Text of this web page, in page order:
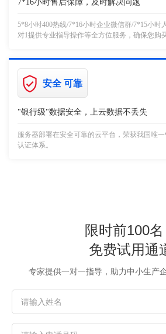
7*16小时售后保障，及时解决问题
5*8小时400热线/7*16小时企业微信群/7*15小时
对1提供专业指导操作等全方位服务，确保您购
安全 可靠
"银行级"数据安全，上云数据不丢失
服务器部署在安全可靠的云平台，荣获我国唯
认证体系。
限时前100名
免费试用通
专家提供一对一指导，助力中小生产